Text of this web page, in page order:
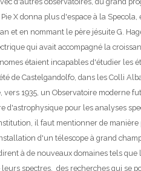
X donna plus d'espace à la
et en nommant le père jésuite G.
qui avait accompagné la
étaient incapables d'étudier les
de Castelgandolfo, dans les Colli
1935, un Observatoire moderne
d'astrophysique pour les analyses
il faut mentionner de
d'un télescope à grand
à de nouveaux domaines tels
spectres, des recherches qui se